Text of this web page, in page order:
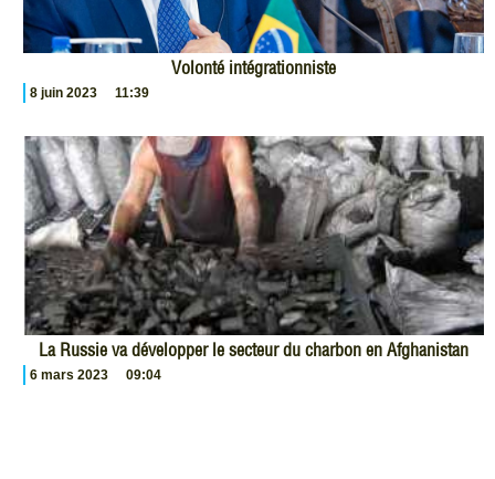
Volonté intégrationniste
8 juin 2023 11:39
La Russie va développer le secteur du charbon en Afghanistan
6 mars 2023 09:04